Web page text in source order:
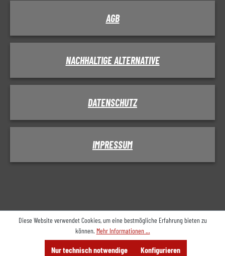
Beratung Suche
Anbieten
AGB
NACHHALTIGE ALTERNATIVE
DATENSCHUTZ
IMPRESSUM
Diese Website verwendet Cookies, um eine bestmögliche Erfahrung bieten zu
können. Mehr Informationen ...
Nur technisch notwendige Konfigurieren